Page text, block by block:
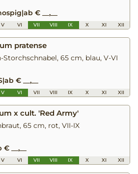
|ab € __,__
V VI VII VIII IX X XI XII
pratense
Storchschnabel, 65 cm, blau, V-VI
|ab € __,__
V VI VII VIII IX X XI XII
x cult. 'Red Army'
65 cm, rot, VII-IX
__,__
V VI VII VIII IX X XI XII